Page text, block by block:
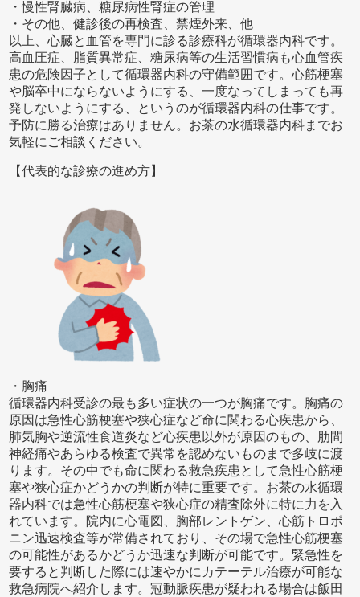
・慢性腎臓病、糖尿病性腎症の管理
・その他、健診後の再検査、禁煙外来、他
以上、心臓と血管を専門に診る診療科が循環器内科です。
高血圧症、脂質異常症、糖尿病等の生活習慣病も心血管疾
患の危険因子として循環器内科の守備範囲です。心筋梗塞
や脳卒中にならないようにする、一度なってしまっても再
発しないようにする、というのが循環器内科の仕事です。
予防に勝る治療はありません。お茶の水循環器内科までお
気軽にご相談ください。
【代表的な診療の進め方】
・胸痛
循環器内科受診の最も多い症状の一つが胸痛です。胸痛の
原因は急性心筋梗塞や狭心症など命に関わる心疾患から、
肺気胸や逆流性食道炎など心疾患以外が原因のもの、肋間
神経痛やあらゆる検査で異常を認めないものまで多岐に渡
ります。その中でも命に関わる救急疾患として急性心筋梗
塞や狭心症かどうかの判断が特に重要です。お茶の水循環
器内科では急性心筋梗塞や狭心症の精査除外に特に力を入
れています。院内に心電図、胸部レントゲン、心筋トロポ
ニン迅速検査等が常備されており、その場で急性心筋梗塞
の可能性があるかどうか迅速な判断が可能です。緊急性を
要すると判断した際には速やかにカテーテル治療が可能な
救急病院へ紹介します。冠動脈疾患が疑われる場合は飯田